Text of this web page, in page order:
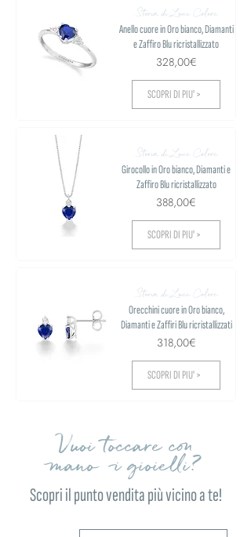
Storia di Luce Colore
Anello cuore in Oro bianco, Diamanti
e Zaffiro Blu ricristallizzato
328,00€
SCOPRI DI PIU' >
Storia di Luce Colore
Girocollo in Oro bianco, Diamanti e
Zaffiro Blu ricristallizzato
388,00€
SCOPRI DI PIU' >
Storia di Luce Colore
Orecchini cuore in Oro bianco,
Diamanti e Zaffiri Blu ricristallizzati
318,00€
SCOPRI DI PIU' >
Vuoi toccare con
mano i gioielli?
Scopri il punto vendita più vicino a te!